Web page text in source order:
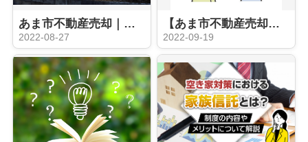
あま市不動産売却｜あま市の空き家対策
2022-08-27
【あま市不動産売却】あま市の空き家対策窓口 ハウスドゥ愛西
2022-09-19